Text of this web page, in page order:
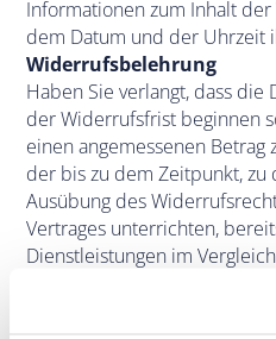
Informationen zum Inhalt
dem Datum und der Uhrzeit
Widerrufsbelehrung
Haben Sie verlangt, dass
der Widerrufsfrist beginnen
einen angemessenen
der bis zu dem Zeitpunkt, zu
Ausübung des
Vertrages unterrichten,
Dienstleistungen im
im Vertrag vorgesehenen
Das Widerrufsrecht besteht